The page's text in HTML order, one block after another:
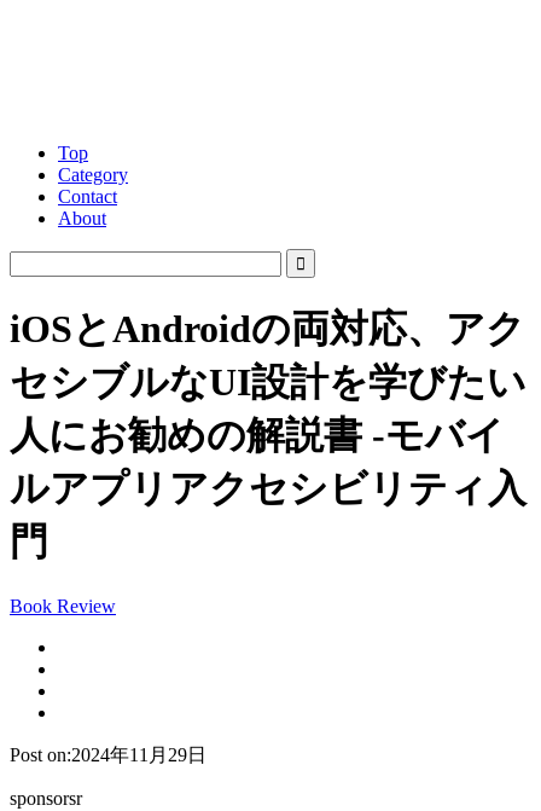
Top
Category
Contact
About
iOSとAndroidの両対応、アク
セシブルなUI設計を学びたい
人にお勧めの解説書 -モバイ
ルアプリアクセシビリティ入
門
Book Review
Post on:2024年11月29日
sponsorsr